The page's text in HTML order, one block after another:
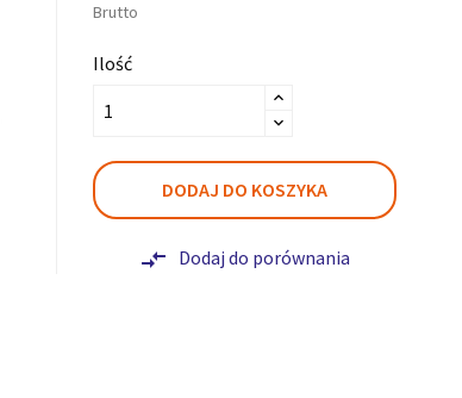
Brutto
Ilość
DODAJ DO KOSZYKA
compare_arrows Dodaj do porównania